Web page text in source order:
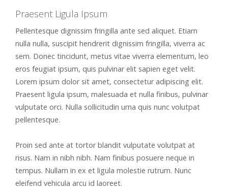
Praesent Ligula Ipsum
Pellentesque dignissim fringilla ante sed aliquet. Etiam
nulla nulla, suscipit hendrerit dignissim fringilla, viverra ac
sem. Donec tincidunt, metus vitae viverra elementum, leo
eros feugiat ipsum, quis pulvinar elit sapien eget velit.
Lorem ipsum dolor sit amet, consectetur adipiscing elit.
Praesent ligula ipsum, malesuada et nulla finibus, pulvinar
vulputate orci. Nulla sollicitudin urna quis nunc volutpat
pellentesque.
Proin sed ante at tortor blandit vulputate volutpat at
risus. Nam in nibh nibh. Nam finibus posuere neque in
tempus. Nullam in ex et ligula molestie rutrum. Nunc
eleifend vehicula arcu id laoreet.